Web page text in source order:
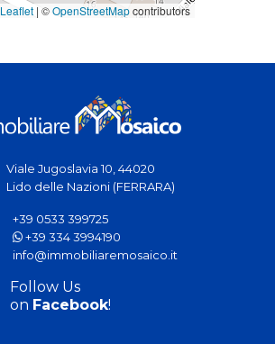
Leaflet | ©OpenStreetMapcontributors
Viale Jugoslavia 10, 44020
Lido delle Nazioni (FERRARA)
+39 0533 399725
+39 334 3994190
info@immobiliaremosaico.it
Follow Us
on Facebook!